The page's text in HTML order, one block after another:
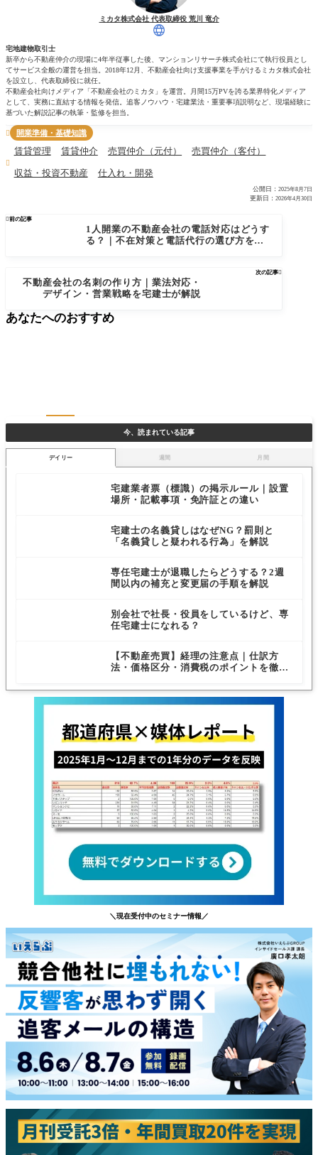
ミカタ株式会社 代表取締役 荒川 竜介
宅地建物取引士
新卒から不動産仲介の現場に4年半従事した後、マンションリサーチ株式会社にて執行役員とし
てサービス全般の運営を担当。2018年12月、不動産会社向け支援事業を手がけるミカタ株式会社
を設立し、代表取締役に就任。
不動産会社向けメディア「不動産会社のミカタ」を運営。月間15万PVを誇る業界特化メディア
として、実務に直結する情報を発信。追客ノウハウ・宅建業法・重要事項説明など、現場経験に
基づいた解説記事の執筆・監修を担当。
 開業準備・基礎知識

賃貸管理 賃貸仲介 売買仲介（元付） 売買仲介（客付）
収益・投資不動産 仕入れ・開発
公開日： 2025年8月7日
更新日： 2026年4月30日
前の記事
1人開業の不動産会社の電話対応はどうす
る？｜不在対策と電話代行の選び方を解
次の記事
不動産会社の名刺の作り方｜業法対応・
デザイン・営業戦略を宅建士が解説
今、読まれている記事
デイリー 週間 月間
宅建業者票（標識）の掲示ルール｜設置
場所・記載事項・免許証との違い
宅建士の名義貸しはなぜNG？罰則と
「名義貸しと疑われる行為」を解説
専任宅建士が退職したらどうする？2週
間以内の補充と変更届の手順を解説
別会社で社長・役員をしているけど、専
任宅建士になれる？
【不動産売買】経理の注意点｜仕訳方
法・価格区分・消費税のポイントを徹底
＼現在受付中のセミナー情報／
あなたへのおすすめ